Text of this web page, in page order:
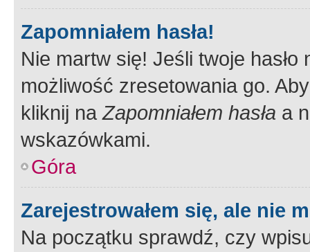
Zapomniałem hasła!
Nie martw się! Jeśli twoje
możliwość zresetowania go.
kliknij naZapomniałem hasła a
wskazówkami.
Góra
Zarejestrowałem się, ale nie
Na początku sprawdź, czy